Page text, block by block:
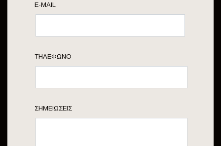
E-MAIL
ΤΗΛΈΦΩΝΟ
ΣΗΜΕΙΏΣΕΙΣ